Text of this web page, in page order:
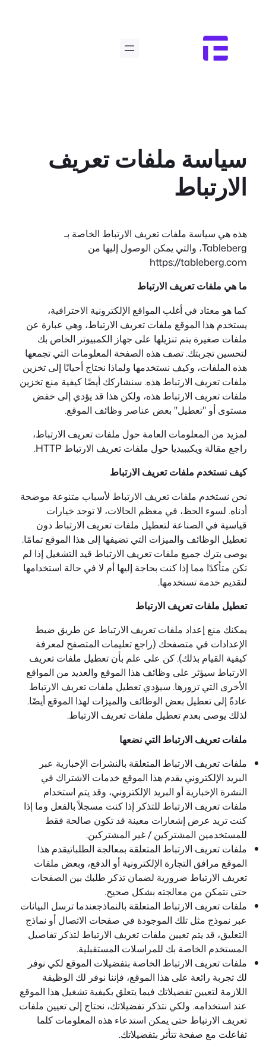
سياسة ملفات تعريف
الارتباط
هذه هي سياسة ملفات تعريف الارتباط الخاصة بـ
Tableberg، والتي يمكن الوصول إليها من
https://tableberg.com
ما هي ملفات تعريف الارتباط
كما هو معتاد في أغلب المواقع الإلكترونية الاحترافية،
يستخدم هذا الموقع ملفات تعريف الارتباط، وهي عبارة عن
ملفات صغيرة يتم تنزيلها على جهاز الكمبيوتر الخاص بك
لتحسين تجربتك. تصف هذه الصفحة المعلومات التي تجمعها
هذه الملفات، وكيف نستخدمها ولماذا نحتاج أحيانًا إلى تخزين
ملفات تعريف الارتباط هذه. سنشاركك أيضًا كيفية منع تخزين
ملفات تعريف الارتباط هذه، ولكن هذا قد يؤدي إلى خفض
مستوى أو "تعطيل" بعض عناصر وظائف الموقع.
لمزيد من المعلومات العامة حول ملفات تعريف الارتباط،
راجع مقالة ويكيبيديا حول ملفات تعريف الارتباط HTTP.
كيف نستخدم ملفات تعريف الارتباط
نحن نستخدم ملفات تعريف الارتباط لأسباب متنوعة موضحة
أدناه. لسوء الحظ، في معظم الحالات، لا توجد خيارات
قياسية في الصناعة لتعطيل ملفات تعريف الارتباط دون
تعطيل الوظائف والميزات التي تضيفها إلى هذا الموقع تمامًا.
يوصى بترك جميع ملفات تعريف الارتباط قيد التشغيل إذا لم
تكن متأكدًا مما إذا كنت بحاجة إليها أم لا في حالة استخدامها
لتقديم خدمة تستخدمها.
تعطيل ملفات تعريف الارتباط
يمكنك منع إعداد ملفات تعريف الارتباط عن طريق ضبط
الإعدادات في متصفحك (راجع تعليمات المتصفح لمعرفة
كيفية القيام بذلك). كن على علم بأن تعطيل ملفات تعريف
الارتباط سيؤثر على وظائف هذا الموقع والعديد من المواقع
الأخرى التي تزورها. سيؤدي تعطيل ملفات تعريف الارتباط
عادةً إلى تعطيل بعض الوظائف والميزات لهذا الموقع أيضًا.
لذلك يوصى بعدم تعطيل ملفات تعريف الارتباط.
ملفات تعريف الارتباط التي نضعها
ملفات تعريف الارتباط المتعلقة بالنشرات الإخبارية عبر
البريد الإلكتروني يقدم هذا الموقع خدمات الاشتراك في
النشرة الإخبارية أو البريد الإلكتروني، وقد يتم استخدام
ملفات تعريف الارتباط للتذكر إذا كنت مسجلاً بالفعل وما إذا
كنت تريد عرض إشعارات معينة قد تكون صالحة فقط
للمستخدمين المشتركين / غير المشتركين.
ملفات تعريف الارتباط المتعلقة بمعالجة الطلباتيقدم هذا
الموقع مرافق التجارة الإلكترونية أو الدفع، وبعض ملفات
تعريف الارتباط ضرورية لضمان تذكر طلبك بين الصفحات
حتى نتمكن من معالجته بشكل صحيح.
ملفات تعريف الارتباط المتعلقة بالنماذجعندما ترسل البيانات
عبر نموذج مثل تلك الموجودة في صفحات الاتصال أو نماذج
التعليق، قد يتم تعيين ملفات تعريف الارتباط لتذكر تفاصيل
المستخدم الخاصة بك للمراسلات المستقبلية.
ملفات تعريف الارتباط الخاصة بتفضيلات الموقع لكي نوفر
لك تجربة رائعة على هذا الموقع، فإننا نوفر لك الوظيفة
اللازمة لتعيين تفضيلاتك فيما يتعلق بكيفية تشغيل هذا الموقع
عند استخدامه. ولكي نتذكر تفضيلاتك، نحتاج إلى تعيين ملفات
تعريف الارتباط حتى يمكن استدعاء هذه المعلومات كلما
تفاعلت مع صفحة تتأثر بتفضيلاتك.